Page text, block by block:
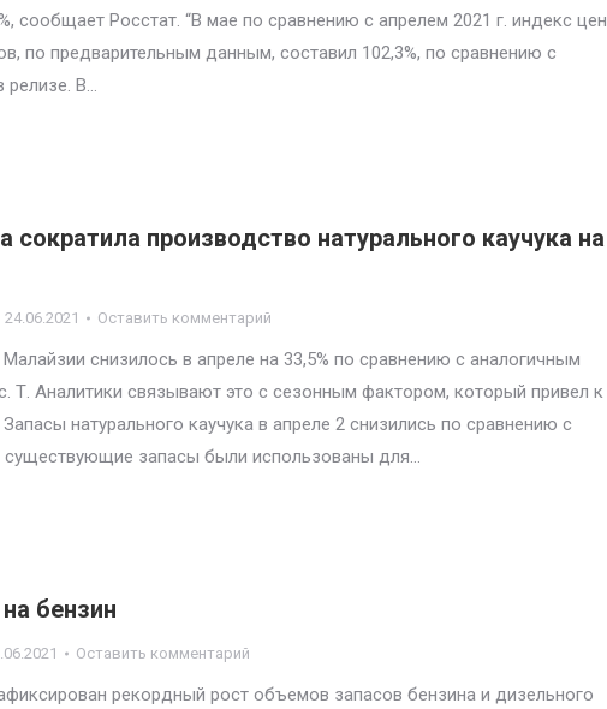
сообщает Росстат. “В мае по сравнению с апрелем 2021 г. индекс цен
по предварительным данным, составил 102,3%, по сравнению с
релизе. В…
сократила производство натурального каучука на
24.06.2021 Оставить комментарий
снизилось в апреле на 33,5% по сравнению с аналогичным
Т. Аналитики связывают это с сезонным фактором, который привел к
натурального каучука в апреле 2 снизились по сравнению с
существующие запасы были использованы для…
бензин
Оставить комментарий
рекордный рост объемов запасов бензина и дизельного